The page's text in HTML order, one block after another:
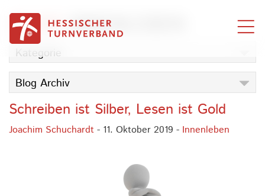
BLOGINNENLEBEN
Kategorie
Blog Archiv
Schreiben ist Silber, Lesen ist Gold
Joachim Schuchardt - 11. Oktober 2019 - Innenleben